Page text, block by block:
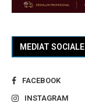
MEDIAT SOCIALE
FACEBOOK
INSTAGRAM